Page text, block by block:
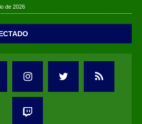
de 2026